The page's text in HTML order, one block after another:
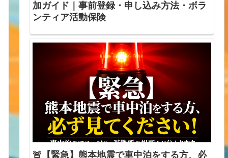
加ガイド｜事前登録・申し込み方法・ボラ
ンティア活動保険
🚨【緊急】熊本地震で車中泊をする方、必